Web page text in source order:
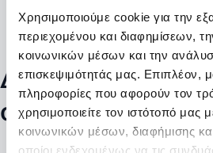
Χρησιμοποιούμε cookie για την
περιεχομένου και διαφημίσεων,
κοινωνικών μέσων και την
επισκεψιμότητάς μας. Επιπλέον,
πληροφορίες που αφορούν τον
χρησιμοποιείτε τον ιστότοπό μας
κοινωνικών μέσων, διαφήμισης
οποίοι ενδεχομένως να τις
Φίλτρα
Δεν βρέθηκαν
συγκεκριμένα